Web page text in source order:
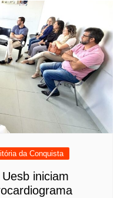
da Conquista
iniciam